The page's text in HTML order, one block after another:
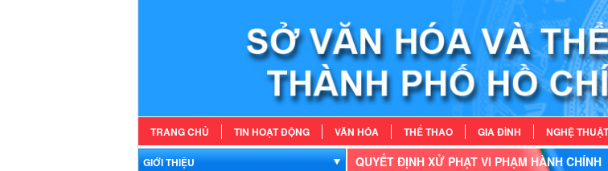
TRANG CHỦ TIN HOẠT ĐỘNG VĂN HÓA THỂ THAO GIA ĐÌNH NGHỆ THUẬT
GIỚI THIỆU
QUYẾT ĐỊNH XỬ PHẠT VI PHẠM HÀNH CHÍNH